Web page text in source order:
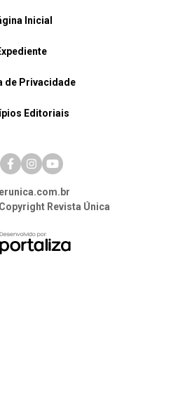
Inicial
de Privacidade
Editoriais
Revista Única